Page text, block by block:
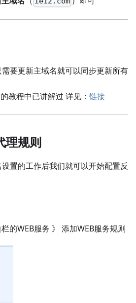
要更新主域名就可以同步更新所有
教程中已讲解过 详见： 链接
理规则
置的工作后我们就可以开始配置反
的WEB服务 》 添加WEB服务规则